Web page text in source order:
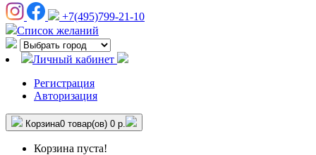
+7(495)799-21-10
Список желаний
Личный кабинет
Регистрация
Авторизация
Корзина0 товар(ов) 0 р.
Корзина пуста!